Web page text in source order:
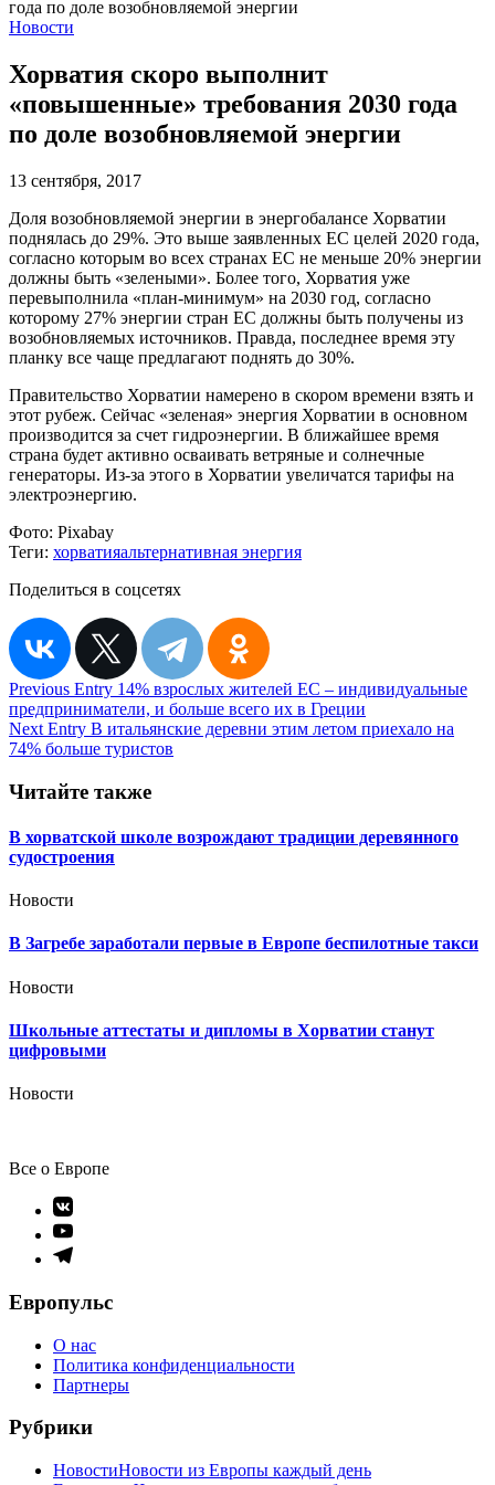
Новости
Хорватия скоро выполнит
«повышенные» требования 2030 года
по доле возобновляемой энергии
13 сентября, 2017
Доля возобновляемой энергии в энергобалансе Хорватии
поднялась до 29%. Это выше заявленных ЕС целей 2020 года,
согласно которым во всех странах ЕС не меньше 20% энергии
должны быть «зелеными». Более того, Хорватия уже
перевыполнила «план-минимум» на 2030 год, согласно
которому 27% энергии стран ЕС должны быть получены из
возобновляемых источников. Правда, последнее время эту
планку все чаще предлагают поднять до 30%.
Правительство Хорватии намерено в скором времени взять и
этот рубеж. Сейчас «зеленая» энергия Хорватии в основном
производится за счет гидроэнергии. В ближайшее время
страна будет активно осваивать ветряные и солнечные
генераторы. Из-за этого в Хорватии увеличатся тарифы на
электроэнергию.
Фото: Pixabay
Теги: хорватияальтернативная энергия
Поделиться в соцсетях
Навигация
по
записям
Previous Entry 14% взрослых жителей ЕС – индивидуальные
предприниматели, и больше всего их в Греции
Next Entry В итальянские деревни этим летом приехало на
74% больше туристов
Читайте также
В хорватской школе возрождают традиции деревянного
судостроения
Новости
В Загребе заработали первые в Европе беспилотные такси
Новости
Школьные аттестаты и дипломы в Хорватии станут
цифровыми
Новости
Все о Европе
Элемент
меню
Элемент
меню
Элемент
Европульс
О нас
Политика конфиденциальности
Партнеры
Рубрики
НовостиНовости из Европы каждый день